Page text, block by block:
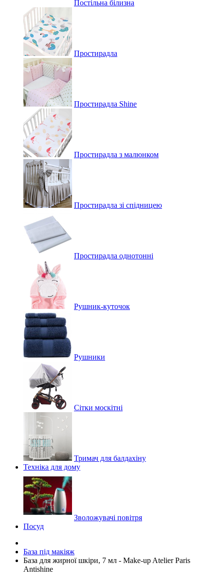
Постільна білизна
Простирадла
Простирадла Shine
Простирадла з малюнком
Простирадла зі спідницею
Простирадла однотонні
Рушник-куточок
Рушники
Сітки москітні
Тримач для балдахіну
Техніка для дому
Зволожувачі повітря
Посуд
База під макіяж
База для жирної шкіри, 7 мл - Make-up Atelier Paris
Antishine